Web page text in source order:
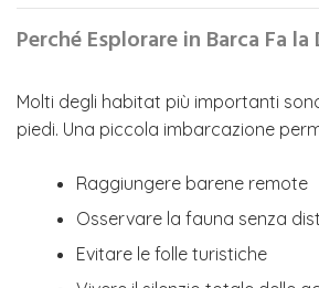
Perché Esplorare in Barca Fa
Molti degli habitat più importanti
piedi. Una piccola imbarcazione
Raggiungere barene remote
Osservare la fauna senza
Evitare le folle turistiche